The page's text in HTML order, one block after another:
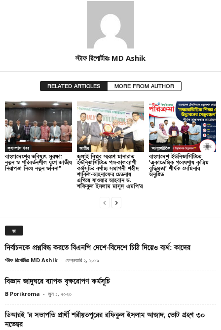
স্টাফ রিপোর্টারঃ MD Ashik
RELATED ARTICLES MORE FROM AUTHOR
ক্যাম্পাস খবর
বাংলাদেশের ভবিষ্যৎ সুরক্ষা:
নতুন ও পরিবর্তনশীল যুগে জাতীয়
নিরাপত্তা নিয়ে নতুন ভাবনা”
জাতীয়
জুলাই বিপ্লব স্মরণে মানারাত
ইউনিভার্সিটিতে পক্ষকালব্যাপী
কর্মসূচির বর্ণাঢ্য সমাপনী শহীদ
শাকিল-আহনাফের চেতনায়
এগিয়ে যাওয়ার আহবান ড.
শফিকুল ইসলাম মাসুদ এমপি’র
আন্তর্জাতিক
বাংলাদেশ ইউনিভার্সিটিতে
‘একাডেমিক গবেষণায় কৃত্রিম
বুদ্ধিমত্তা’ শীর্ষক সেমিনার
অনুষ্ঠিত
জ
নির্বাচনকে প্রশ্নবিদ্ধ করতে বিএনপি দেশে-বিদেশে চিঠি দিয়েও ব্যর্থ: কাদের
স্টাফ রিপোর্টারঃ MD Ashik - ফেব্রুয়ারি ২, ২০১৯
বিজ্ঞান জাদুঘরে ব্যাপক বৃক্ষরোপণ কর্মসূচি
B Porikroma - জুন ১, ২০২৩
ডিআরই ‘র সভাপতি প্রার্থী শরীয়তপুরের রফিকুল ইসলাম আজাদ, ভোট গ্রহণ ৩০
নভেম্বর